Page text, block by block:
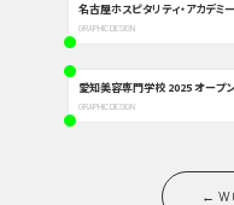
名古屋ホスピタリティ・アカデ
GRAPHIC DESIGN
愛知美容専門学校 2025 オープ
GRAPHIC DESIGN
←